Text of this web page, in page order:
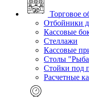
Торговое
Отбойники
Кассовые
Стеллажи
Кассовые
Столы "Рыба
Стойки под
Расчетные